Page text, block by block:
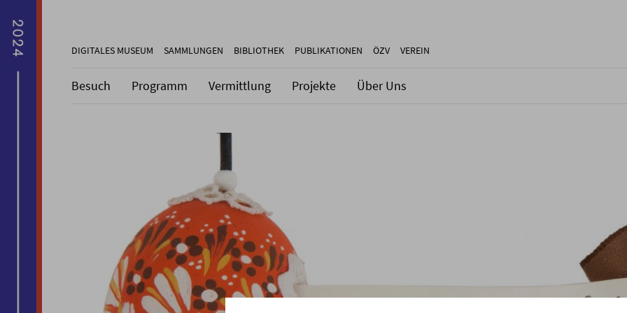
DIGITALES MUSEUM SAMMLUNGEN BIBLIOTHEK PUBLIKATIONEN ÖZV VEREIN
Besuch Programm Vermittlung Projekte Über Uns